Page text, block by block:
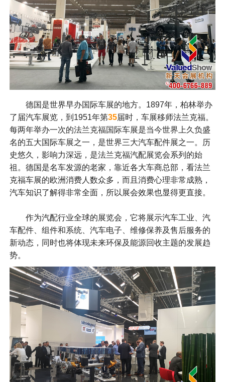
德国是世界早办国际车展的地方。1897年，柏林举办
了届汽车展览，到1951年第35届时，车展移师法兰克福。
每两年举办一次的法兰克福国际车展是当今世界上久负盛
名的五大国际车展之一，是世界三大汽车配件展之一。历
史悠久，影响力深远，是法兰克福汽配展览会系列的始
祖。德国是名车发源的老家，靠近各大车商总部，看法兰
克福车展的欧洲消费人数众多，而且消费心理非常成熟，
汽车知识了解得非常全面，所以展会效果也显得更直接。
作为汽配行业全球的展览会，它将展示汽车工业、汽
车配件、组件和系统、汽车电子、维修保养及售后服务的
新动态，同时也将体现未来环保及能源回收主题的发展趋
势。